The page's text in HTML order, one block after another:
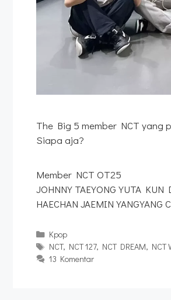
The Big 5 member NCT yang
Siapa aja?
Member NCT OT25
JOHNNY TAEYONG YUTA
HAECHAN JAEMIN
Kategori
Kpop
Tag
NCT, NCT 127, NCT DREAM, NCT
13 Komentar